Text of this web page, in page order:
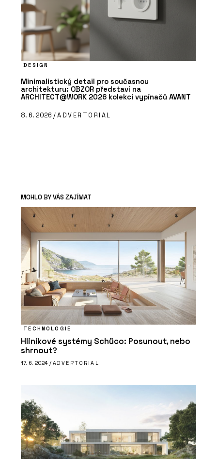
DESIGN
Minimalistický detail pro současnou
architekturu: OBZOR představí na
ARCHITECT@WORK 2026 kolekci vypínačů AVANT
8. 6. 2026 /ADVERTORIAL
MOHLO BY VÁS ZAJÍMAT
TECHNOLOGIE
Hliníkové systémy Schüco: Posunout, nebo
shrnout?
17. 6. 2024 / ADVERTORIAL